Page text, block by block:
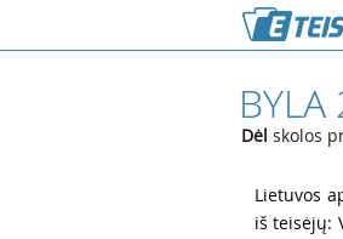
Dėl skolos
Lietuvos
iš teisėjų: